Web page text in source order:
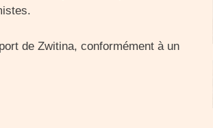
de Zwitina, conformément à un